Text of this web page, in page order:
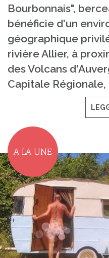
Bourbonnais",
bénéficie d'un
géographique
rivière Allier, à
des Volcans
Capitale
A LA UNE